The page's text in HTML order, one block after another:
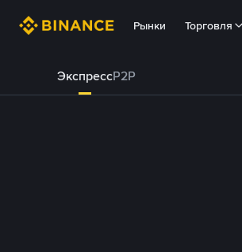
Рынки Торговля
ЭкспрессP2P